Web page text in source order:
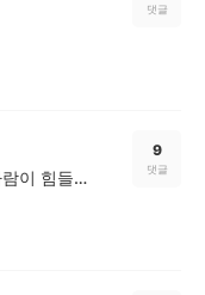
댓글
음식물쓰레기 처리 대강하면 같은 동네 사람이 힘들어요
9
댓글